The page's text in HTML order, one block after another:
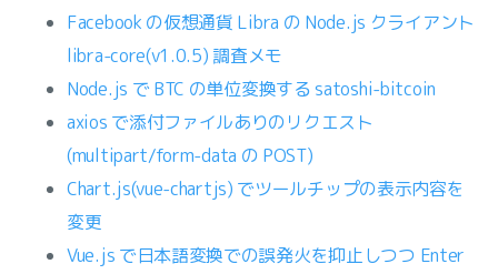
Facebook の仮想通貨 Libra の Node.js クライアント
libra-core(v1.0.5) 調査メモ
Node.js で BTC の単位変換する satoshi-bitcoin
axios で添付ファイルありのリクエスト
(multipart/form-data の POST)
Chart.js(vue-chartjs) でツールチップの表示内容を
変更
Vue.js で日本語変換での誤発火を抑止しつつ Enter